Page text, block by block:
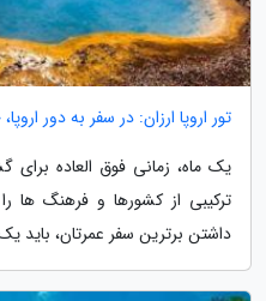
تور اروپا ارزان: در سفر به دور
یک ماه، زمانی فوق العاده برای
ترکیبی از کشورها و فرهنگ ها
داشتن برترین سفر عمرتان، باید